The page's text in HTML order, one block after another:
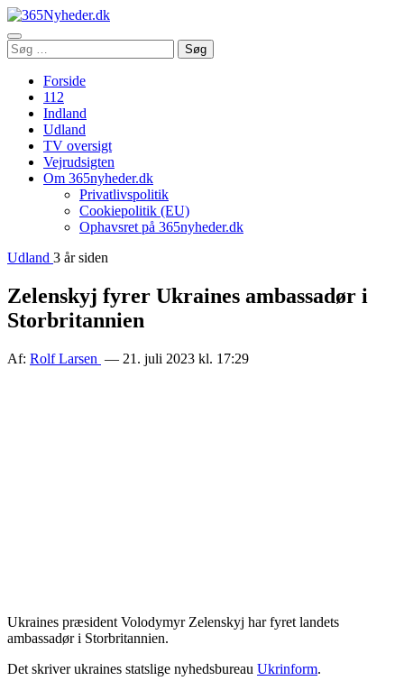
Åbn
menu
Søg
efter:
Søg
Forside
112
Indland
Udland
TV oversigt
Vejrudsigten
Om 365nyheder.dk
Privatlivspolitik
Cookiepolitik (EU)
Ophavsret på 365nyheder.dk
Udland 3 år siden
Zelenskyj fyrer Ukraines ambassadør i
Storbritannien
Af: Rolf Larsen — 21. juli 2023 kl. 17:29
Ukraines præsident Volodymyr Zelenskyj har fyret landets
ambassadør i Storbritannien.
Det skriver ukraines statslige nyhedsbureau Ukrinform.